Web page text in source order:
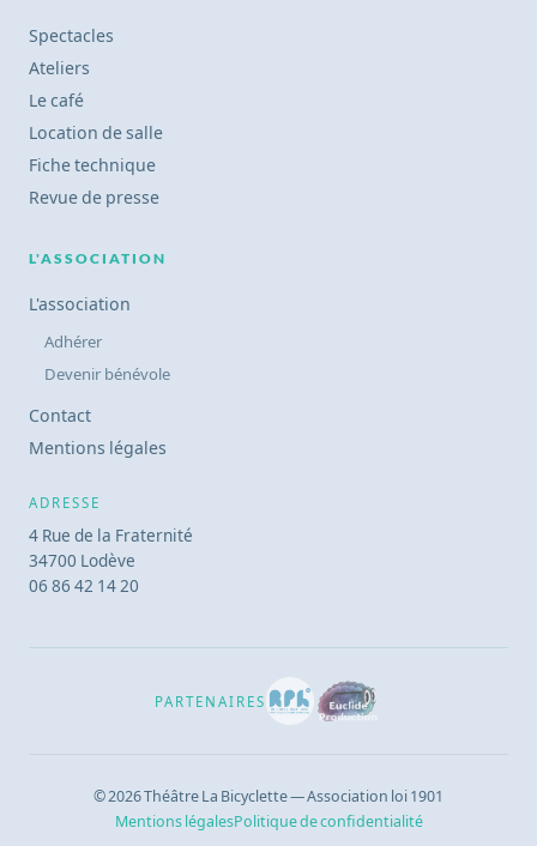
Spectacles
Ateliers
Le café
Location de salle
Fiche technique
Revue de presse
L'ASSOCIATION
L'association
Adhérer
Devenir bénévole
Contact
Mentions légales
ADRESSE
4 Rue de la Fraternité
34700 Lodève
06 86 42 14 20
PARTENAIRES
© 2026 Théâtre La Bicyclette — Association loi 1901
Mentions légalesPolitique de confidentialité